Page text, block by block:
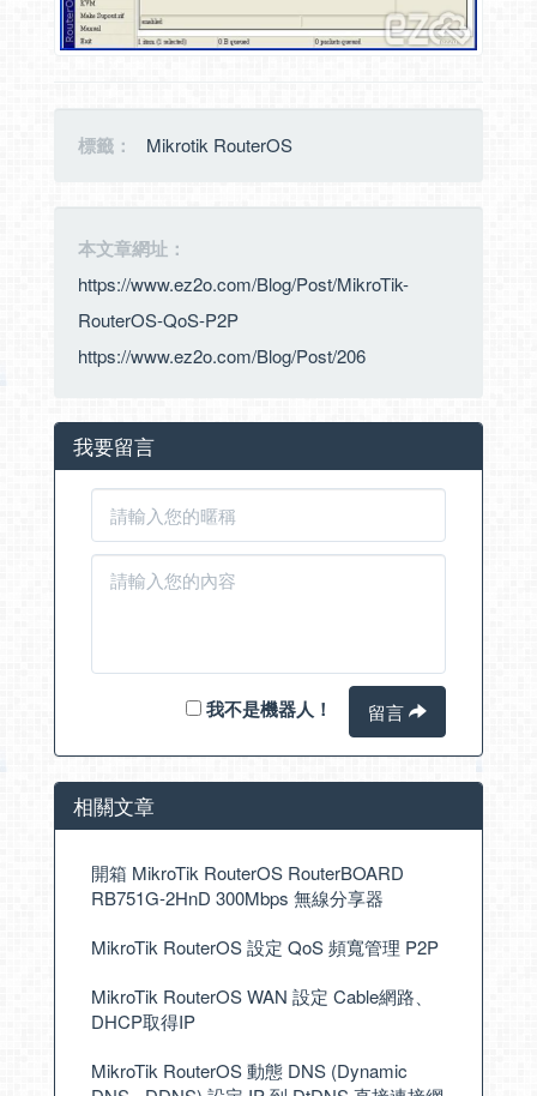
標籤： Mikrotik RouterOS
本文章網址：
https://www.ez2o.com/Blog/Post/MikroTik-
RouterOS-QoS-P2P
https://www.ez2o.com/Blog/Post/206
我要留言
我不是機器人！ 留言
相關文章
開箱 MikroTik RouterOS RouterBOARD
RB751G-2HnD 300Mbps 無線分享器
MikroTik RouterOS 設定 QoS 頻寬管理 P2P
MikroTik RouterOS WAN 設定 Cable網路、
DHCP取得IP
MikroTik RouterOS 動態 DNS (Dynamic